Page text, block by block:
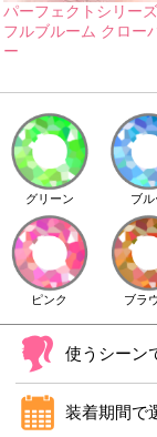
パーフェクトシリーズ
フルブルーム クロー
ー
グリーン ブル
ピンク ブラ
使うシーン
装着期間で